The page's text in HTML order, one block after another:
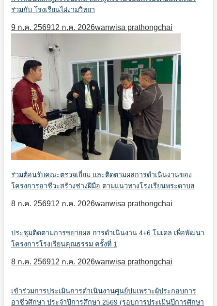
ร่วมกับ โรงเรียนไผ่งามวิทยา
9 ก.ค. 256912 ก.ค. 2026wanwisa prathongchai
ร่วมต้อนรับคณะตรวจเยี่ยม และติดตามผลการดำเนินงานของ
โครงการอาชีวะสร้างช่างฝีมือ ตามแนวทางโรงเรียนพระดาบส
8 ก.ค. 256912 ก.ค. 2026wanwisa prathongchai
ประชุมติดตามการขยายผล การดำเนินงาน 4+6 โมเดล เพื่อพัฒนา
โครงการโรงเรียนคุณธรรม ครั้งที่ 1
8 ก.ค. 256912 ก.ค. 2026wanwisa prathongchai
เข้าร่วมการประเมินการดำเนินงานศูนย์บ่มเพราะผู้ประกอบการ
อาชีวศึกษา ประจำปีการศึกษา 2569 (รอบการประเมินปีการศึกษา